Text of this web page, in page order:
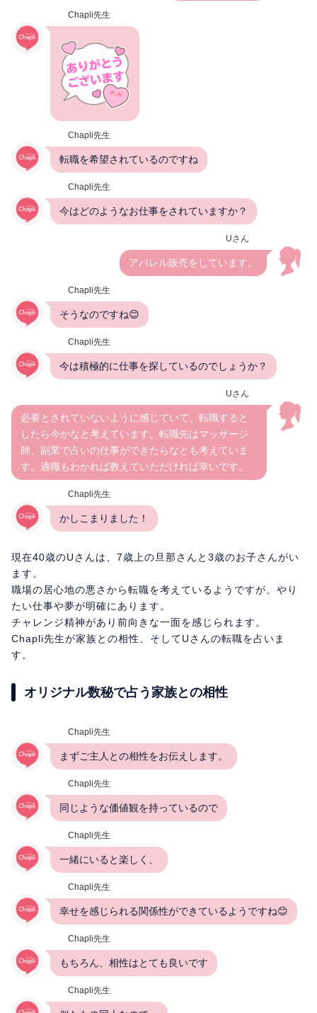
Chapli先生
Chapli先生
転職を希望されているのですね
Chapli先生
今はどのようなお仕事をされていますか？
Uさん
アパレル販売をしています。
Chapli先生
そうなのですね😊
Chapli先生
今は積極的に仕事を探しているのでしょうか？
Uさん
必要とされていないように感じていて、転職すると
したら今かなと考えています。転職先はマッサージ
師、副業で占いの仕事ができたらなとも考えていま
す。適職もわかれば教えていただければ幸いです。
Chapli先生
かしこまりました！
現在40歳のUさんは、7歳上の旦那さんと3歳のお子さんがい
ます。
職場の居心地の悪さから転職を考えているようですが、やり
たい仕事や夢が明確にあります。
チャレンジ精神があり前向きな一面を感じられます。
Chapli先生が家族との相性、そしてUさんの転職を占いま
す。
オリジナル数秘で占う家族との相性
Chapli先生
まずご主人との相性をお伝えします。
Chapli先生
同じような価値観を持っているので
Chapli先生
一緒にいると楽しく、
Chapli先生
幸せを感じられる関係性ができているようですね😊
Chapli先生
もちろん、相性はとても良いです
Chapli先生